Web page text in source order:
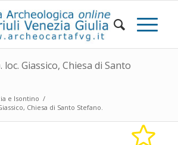
loc. Giassico, Chiesa di Santo
e Isontino /
Chiesa di Santo Stefano.